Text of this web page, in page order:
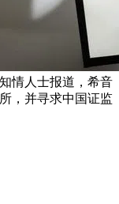
情人士报道，希音
，并寻求中国证监